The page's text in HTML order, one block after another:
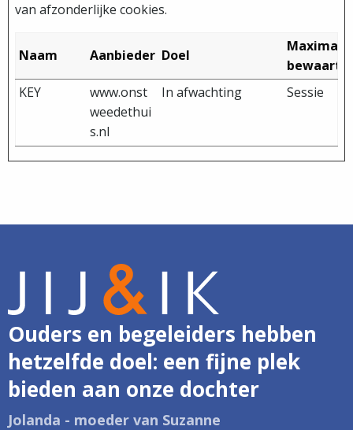
van afzonderlijke cookies.
Naam Aanbieder Doel
Maximale
KEY
www.onst
weedethui
s.nl
In afwachting Sessie
Ouders en begeleiders hebben
hetzelfde doel: een fijne plek
bieden aan onze dochter
Jolanda - moeder van Suzanne